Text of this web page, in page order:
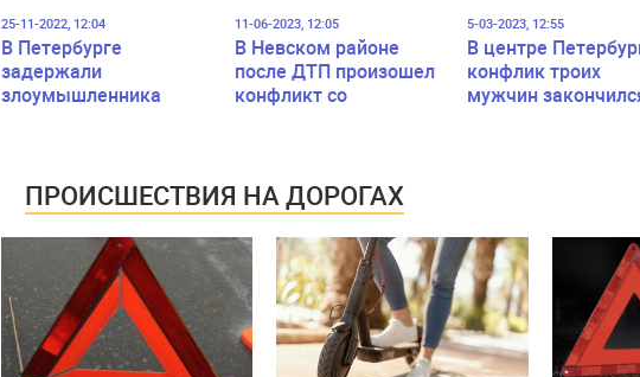
25-11-2022, 12:04
В Петербурге
задержали
злоумышленника
11-06-2023, 12:05
В Невском районе
после ДТП произошел
конфликт со
5-03-2023, 12:55
В центре
конфлик троих
мужчин
ПРОИСШЕСТВИЯ НА ДОРОГАХ